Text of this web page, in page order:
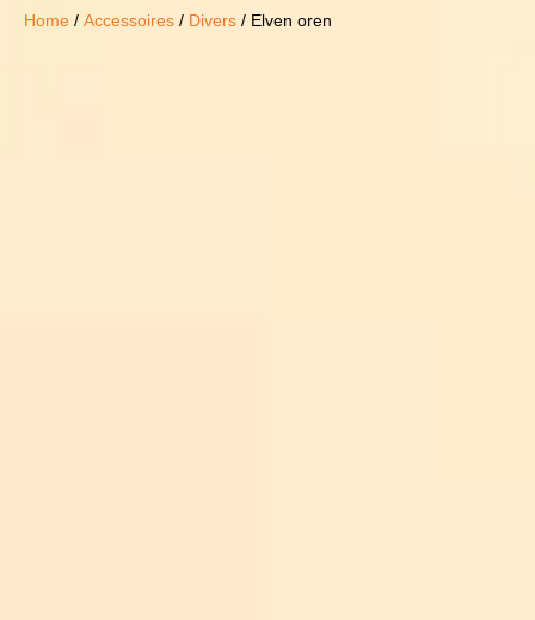
Home / Accessoires / Divers / Elven oren